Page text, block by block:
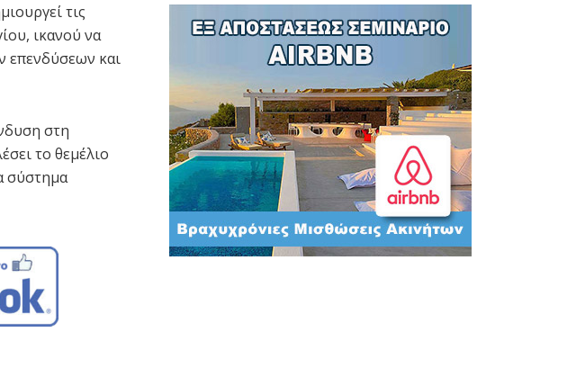
τις
ικανού να
επενδύσεων και
στη
το θεμέλιο
σύστημα